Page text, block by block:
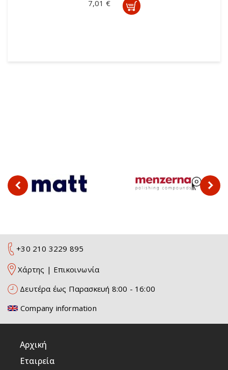
7,01 €
+30 210 3229 895
Χάρτης | Επικοινωνία
Δευτέρα έως Παρασκευή 8:00 - 16:00
Company information
Αρχική
Εταιρεία